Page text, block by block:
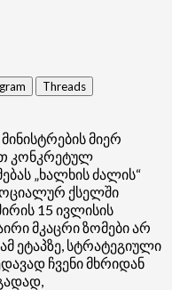
Threads
მიერ
კონკრეტულ
„ხალხის ძალის“
ქსელში
15 ივლისის
მკაცრი ზომები არ
ეტაპზე, სტრატეგიული
ჩვენი მხრიდან